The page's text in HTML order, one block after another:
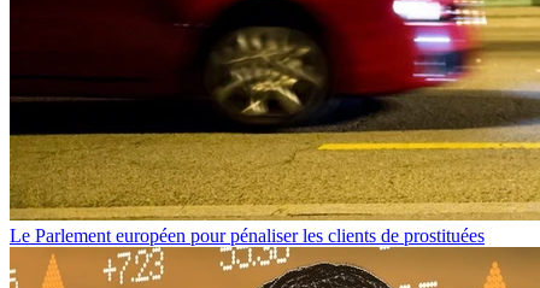
Le Parlement européen pour pénaliser les clients de prostituées